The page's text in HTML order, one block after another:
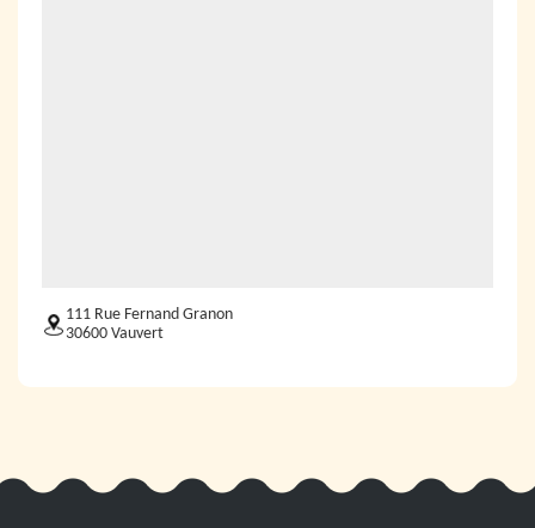
111 Rue Fernand Granon
30600 Vauvert